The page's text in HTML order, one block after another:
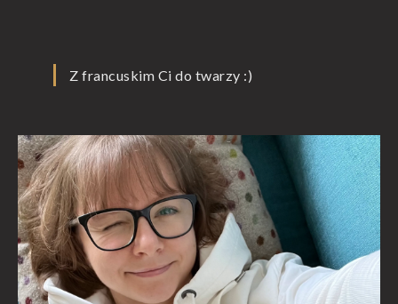
Z francuskim Ci do twarzy :)